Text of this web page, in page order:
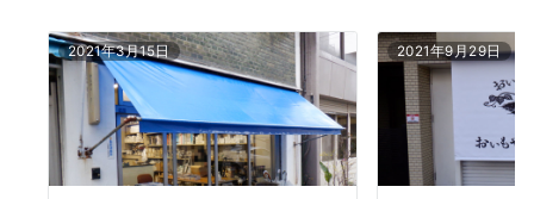
2021年3月15日 2021年9月29日